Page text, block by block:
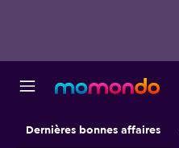
Dernières bonnes affaires